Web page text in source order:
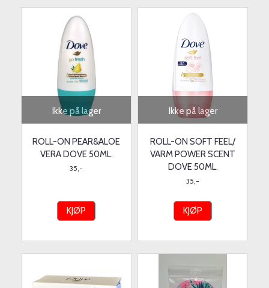
Ikke på lager
ROLL-ON PEAR&ALOE
VERA DOVE 50ML.
35,-
KJØP
Ikke på lager
ROLL-ON SOFT FEEL/
VARM POWER SCENT
DOVE 50ML.
35,-
KJØP